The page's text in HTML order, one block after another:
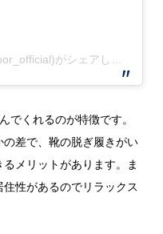
でくれるのが特徴です。
差で、靴の脱ぎ履きがい
メリットがあります。ま
性があるのでリラックス